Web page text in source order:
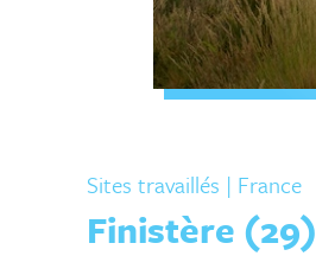
Sites travaillés | France
Finistère (29)